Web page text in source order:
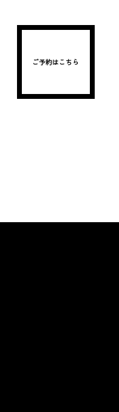
ご予約はこちら